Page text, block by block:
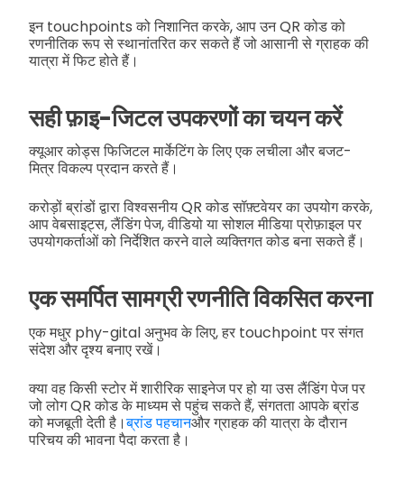
इन touchpoints को निशानित करके, आप उन QR कोड को
रणनीतिक रूप से स्थानांतरित कर सकते हैं जो आसानी से ग्राहक की
यात्रा में फिट होते हैं।
सही फ़ाइ-जिटल उपकरणों का चयन करें
क्यूआर कोड्स फिजिटल मार्केटिंग के लिए एक लचीला और बजट-
मित्र विकल्प प्रदान करते हैं।
करोड़ों ब्रांडों द्वारा विश्वसनीय QR कोड सॉफ़्टवेयर का उपयोग करके,
आप वेबसाइट्स, लैंडिंग पेज, वीडियो या सोशल मीडिया प्रोफ़ाइल पर
उपयोगकर्ताओं को निर्देशित करने वाले व्यक्तिगत कोड बना सकते हैं।
एक समर्पित सामग्री रणनीति विकसित करना
एक मधुर phy-gital अनुभव के लिए, हर touchpoint पर संगत
संदेश और दृश्य बनाए रखें।
क्या वह किसी स्टोर में शारीरिक साइनेज पर हो या उस लैंडिंग पेज पर
जो लोग QR कोड के माध्यम से पहुंच सकते हैं, संगतता आपके ब्रांड
को मजबूती देती है।ब्रांड पहचानऔर ग्राहक की यात्रा के दौरान
परिचय की भावना पैदा करता है।